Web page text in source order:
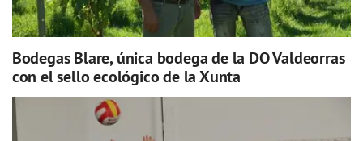
Bodegas Blare, única bodega de la DO Valdeorras
con el sello ecológico de la Xunta